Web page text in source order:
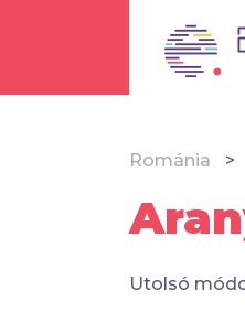
Románia
Utolsó